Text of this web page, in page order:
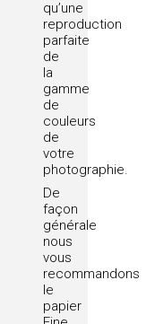
qu’une
reproduction
parfaite
de
la
gamme
de
couleurs
de
votre
photographie.
De
façon
générale
nous
vous
recommandons
le
papier